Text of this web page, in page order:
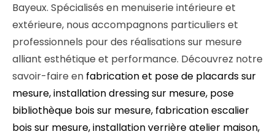
Bayeux. Spécialisés en menuiserie intérieure et
extérieure, nous accompagnons particuliers et
professionnels pour des réalisations sur mesure
alliant esthétique et performance. Découvrez notre
savoir-faire en fabrication et pose de placards sur
mesure, installation dressing sur mesure, pose
bibliothèque bois sur mesure, fabrication escalier
bois sur mesure, installation verrière atelier maison,